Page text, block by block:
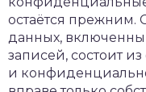
остаётся прежним.
данных,
записей, состоит
и